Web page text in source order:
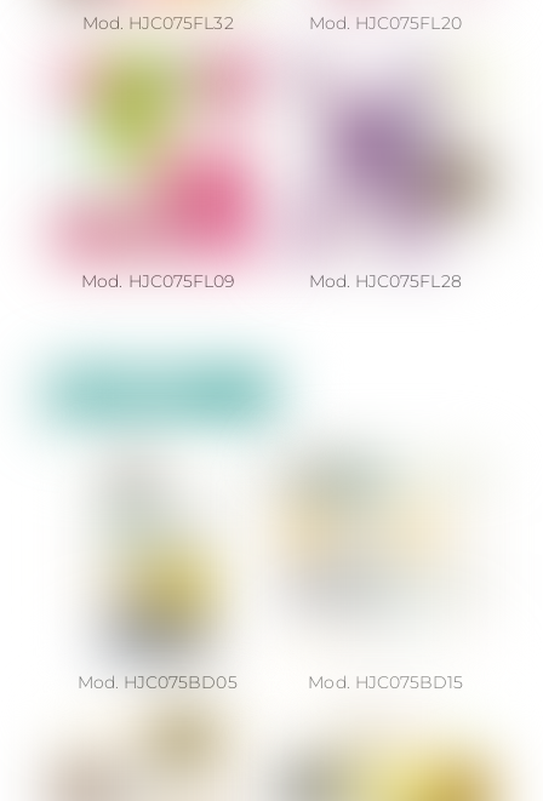
Mod. HJC075FL32 Mod. HJC075FL20
Mod. HJC075FL09 Mod. HJC075FL28
Mod. HJC075BD05 Mod. HJC075BD15